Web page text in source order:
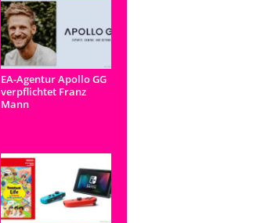
EA-Agentur Apollo GG
verpflichtet Franz
Mann